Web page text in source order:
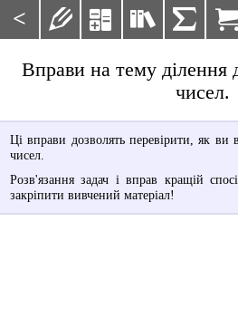
<     
Вправи на тему ділення
чисел.
Ці вправи дозволять перевірити, як ви
чисел.
Розв'язання задач і вправ кращій
закріпити вивчений матеріал!